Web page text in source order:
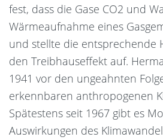
fest, dass die Gase CO2 und
Wärmeaufnahme eines
und stellte die entsprechende
den Treibhauseffekt auf.
1941 vor den ungeahnten
erkennbaren anthropogenen
Spätestens seit 1967 gibt es
Auswirkungen des